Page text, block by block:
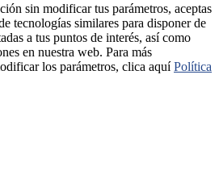
sin modificar tus parámetros, aceptas
tecnologías similares para disponer de
a tus puntos de interés, así como
en nuestra web. Para más
los parámetros, clica aquíPolítica